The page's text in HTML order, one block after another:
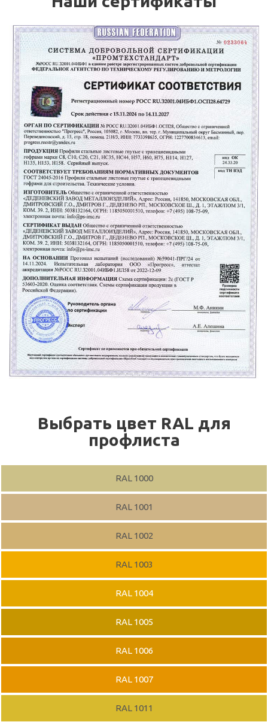
Выбрать цвет RAL для
профлиста
RAL 1000
RAL 1001
RAL 1002
RAL 1003
RAL 1004
RAL 1005
RAL 1006
RAL 1007
RAL 1011